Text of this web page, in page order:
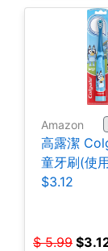
Amazon
高露潔
童牙刷(使
$3.12
$ 5.99 $